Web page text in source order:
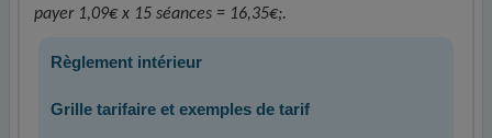
payer 1,09€ x 15 séances = 16,35€;.
Règlement intérieur
Grille tarifaire et exemples de tarif